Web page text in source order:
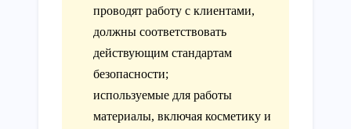
проводят работу с клиентами,
должны соответствовать
действующим стандартам
безопасности;
используемые для работы
материалы, включая косметику и